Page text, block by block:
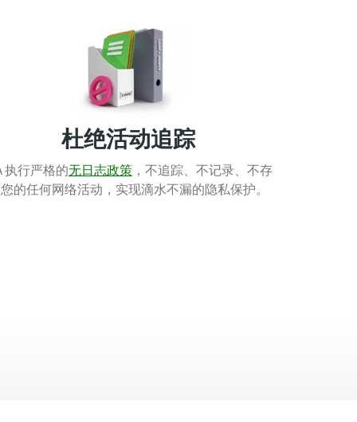
杜绝活动追踪
执行严格的无日志政策，不追踪、不记录、不存
的任何网络活动，实现滴水不漏的隐私保护。